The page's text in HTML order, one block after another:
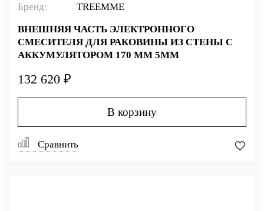
Бренд:
TREEMME
ВНЕШНЯЯ ЧАСТЬ ЭЛЕКТРОННОГО
СМЕСИТЕЛЯ ДЛЯ РАКОВИНЫ ИЗ СТЕНЫ С
АККУМУЛЯТОРОМ 170 ММ 5MM
132 620 ₽
В корзину
Сравнить